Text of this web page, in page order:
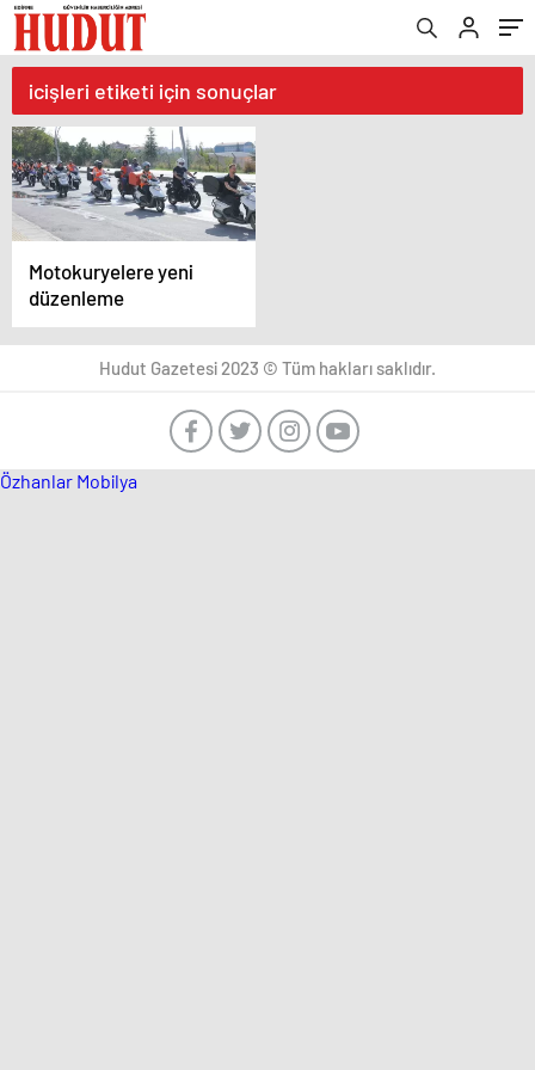
icişleri etiketi için sonuçlar
Motokuryelere yeni
düzenleme
Hudut Gazetesi 2023 © Tüm hakları saklıdır.
Özhanlar Mobilya